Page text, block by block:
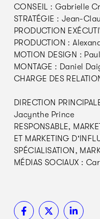
CONSEIL : Gabrielle
STRATÉGIE : Jean-
PRODUCTION
PRODUCTION :
MOTION DESIGN :
MONTAGE : Daniel
CHARGE DES
DIRECTION
Jacynthe Prince
RESPONSABLE,
ET MARKETING
SPÉCIALISATION,
MÉDIAS SOCIAUX :